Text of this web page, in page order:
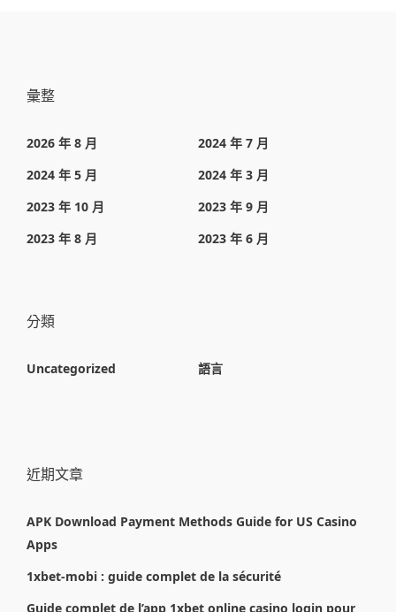
彙整
2026 年 8 月
2024 年 7 月
2024 年 5 月
2024 年 3 月
2023 年 10 月
2023 年 9 月
2023 年 8 月
2023 年 6 月
分類
Uncategorized 語言
近期文章
APK Download Payment Methods Guide for US Casino
Apps
1xbet-mobi : guide complet de la sécurité
Guide complet de l’app 1xbet online casino login pour